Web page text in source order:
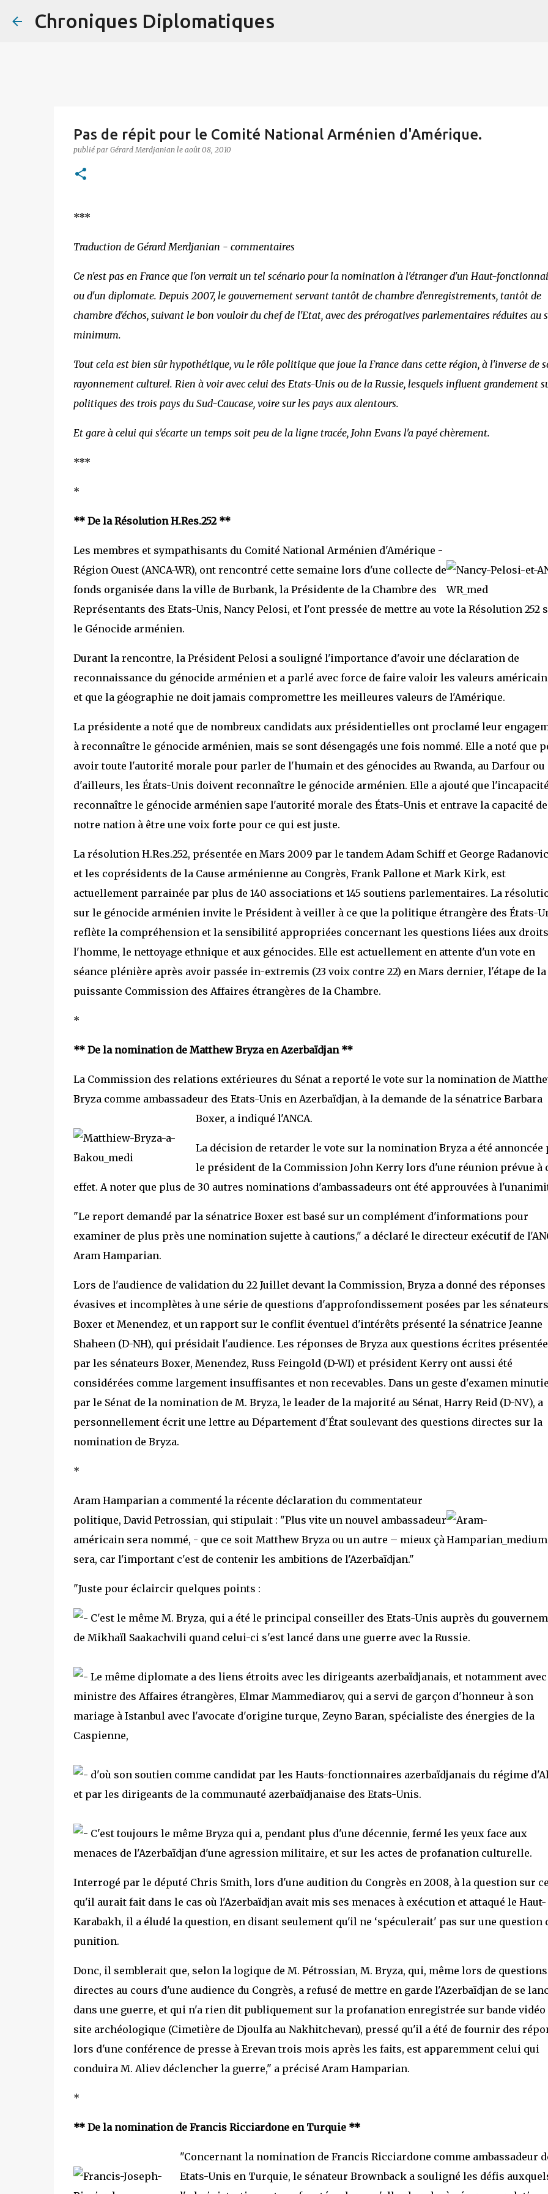
Chroniques Diplomatiques
Pas de répit pour le Comité National Arménien d'Amérique.
publié par Gérard Merdjanian le août 08, 2010
***
Traduction de Gérard Merdjanian - commentaires
Ce n'est pas en France que l'on verrait un tel scénario pour la nomination à l'étranger d'un Haut-
ou d'un diplomate. Depuis 2007, le gouvernement servant tantôt de chambre d'enregistrements, tantôt de
chambre d'échos, suivant le bon vouloir du chef de l'Etat, avec des prérogatives parlementaires réduites au
minimum.
Tout cela est bien sûr hypothétique, vu le rôle politique que joue la France dans cette région, à l'inverse de
rayonnement culturel. Rien à voir avec celui des Etats-Unis ou de la Russie, lesquels influent grandement
politiques des trois pays du Sud-Caucase, voire sur les pays aux alentours.
Et gare à celui qui s'écarte un temps soit peu de la ligne tracée, John Evans l'a payé chèrement.
***
*
** De la Résolution H.Res.252 **
Les membres et sympathisants du Comité National Arménien d'Amérique -
Région Ouest (ANCA-WR), ont rencontré cette semaine lors d'une collecte de
fonds organisée dans la ville de Burbank, la Présidente de la Chambre des
Représentants des Etats-Unis, Nancy Pelosi, et l'ont pressée de mettre au vote la Résolution 252
le Génocide arménien.
Durant la rencontre, la Président Pelosi a souligné l'importance d'avoir une déclaration de
reconnaissance du génocide arménien et a parlé avec force de faire valoir les valeurs
et que la géographie ne doit jamais compromettre les meilleures valeurs de l'Amérique.
La présidente a noté que de nombreux candidats aux présidentielles ont proclamé leur
à reconnaître le génocide arménien, mais se sont désengagés une fois nommé. Elle a noté que
avoir toute l'autorité morale pour parler de l'humain et des génocides au Rwanda, au Darfour ou
d'ailleurs, les États-Unis doivent reconnaître le génocide arménien. Elle a ajouté que
reconnaître le génocide arménien sape l'autorité morale des États-Unis et entrave la capacité de
notre nation à être une voix forte pour ce qui est juste.
La résolution H.Res.252, présentée en Mars 2009 par le tandem Adam Schiff et George
et les coprésidents de la Cause arménienne au Congrès, Frank Pallone et Mark Kirk, est
actuellement parrainée par plus de 140 associations et 145 soutiens parlementaires. La
sur le génocide arménien invite le Président à veiller à ce que la politique étrangère des États-
reflète la compréhension et la sensibilité appropriées concernant les questions liées aux
l'homme, le nettoyage ethnique et aux génocides. Elle est actuellement en attente d'un vote en
séance plénière après avoir passée in-extremis (23 voix contre 22) en Mars dernier, l'étape de la
puissante Commission des Affaires étrangères de la Chambre.
*
** De la nomination de Matthew Bryza en Azerbaïdjan **
La Commission des relations extérieures du Sénat a reporté le vote sur la nomination de
Bryza comme ambassadeur des Etats-Unis en Azerbaïdjan, à la demande de la sénatrice Barbara
Boxer, a indiqué l'ANCA.
La décision de retarder le vote sur la nomination Bryza a été annoncée
le président de la Commission John Kerry lors d'une réunion prévue à
effet. A noter que plus de 30 autres nominations d'ambassadeurs ont été approuvées à
"Le report demandé par la sénatrice Boxer est basé sur un complément d'informations pour
examiner de plus près une nomination sujette à cautions," a déclaré le directeur exécutif de
Aram Hamparian.
Lors de l'audience de validation du 22 Juillet devant la Commission, Bryza a donné des réponses
évasives et incomplètes à une série de questions d'approfondissement posées par les sénateurs
Boxer et Menendez, et un rapport sur le conflit éventuel d'intérêts présenté la sénatrice Jeanne
Shaheen (D-NH), qui présidait l'audience. Les réponses de Bryza aux questions écrites
par les sénateurs Boxer, Menendez, Russ Feingold (D-WI) et président Kerry ont aussi été
considérées comme largement insuffisantes et non recevables. Dans un geste d'examen
par le Sénat de la nomination de M. Bryza, le leader de la majorité au Sénat, Harry Reid (D-NV), a
personnellement écrit une lettre au Département d'État soulevant des questions directes sur la
nomination de Bryza.
*
Aram Hamparian a commenté la récente déclaration du commentateur
politique, David Petrossian, qui stipulait : "Plus vite un nouvel ambassadeur
américain sera nommé, - que ce soit Matthew Bryza ou un autre – mieux çà
sera, car l'important c'est de contenir les ambitions de l'Azerbaïdjan."
"Juste pour éclaircir quelques points :
C'est le même M. Bryza, qui a été le principal conseiller des Etats-Unis auprès du
de Mikhaïl Saakachvili quand celui-ci s'est lancé dans une guerre avec la Russie.
Le même diplomate a des liens étroits avec les dirigeants azerbaïdjanais, et notamment
ministre des Affaires étrangères, Elmar Mammediarov, qui a servi de garçon d'honneur à son
mariage à Istanbul avec l'avocate d'origine turque, Zeyno Baran, spécialiste des énergies de la
Caspienne,
d'où son soutien comme candidat par les Hauts-fonctionnaires azerbaïdjanais du régime
et par les dirigeants de la communauté azerbaïdjanaise des Etats-Unis.
C'est toujours le même Bryza qui a, pendant plus d'une décennie, fermé les yeux face aux
menaces de l'Azerbaïdjan d'une agression militaire, et sur les actes de profanation culturelle.
Interrogé par le député Chris Smith, lors d'une audition du Congrès en 2008, à la question sur ce
qu'il aurait fait dans le cas où l'Azerbaïdjan avait mis ses menaces à exécution et attaqué le Haut-
Karabakh, il a éludé la question, en disant seulement qu'il ne ‘spéculerait' pas sur une question
punition.
Donc, il semblerait que, selon la logique de M. Pétrossian, M. Bryza, qui, même lors de questions
directes au cours d'une audience du Congrès, a refusé de mettre en garde l'Azerbaïdjan de se
dans une guerre, et qui n'a rien dit publiquement sur la profanation enregistrée sur bande vidéo
site archéologique (Cimetière de Djoulfa au Nakhitchevan), pressé qu'il a été de fournir des
lors d'une conférence de presse à Erevan trois mois après les faits, est apparemment celui qui
conduira M. Aliev déclencher la guerre," a précisé Aram Hamparian.
*
** De la nomination de Francis Ricciardone en Turquie **
"Concernant la nomination de Francis Ricciardone comme ambassadeur
Etats-Unis en Turquie, le sénateur Brownback a souligné les défis